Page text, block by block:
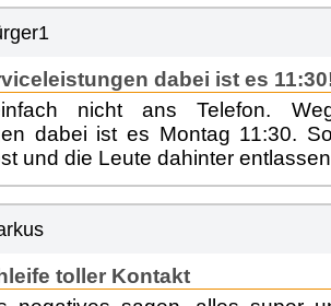
dabei ist es
nicht ans Telefon.
dabei ist es Montag 11:30.
und die Leute dahinter
toller Kontakt